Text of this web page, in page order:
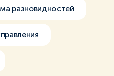
разновидностей